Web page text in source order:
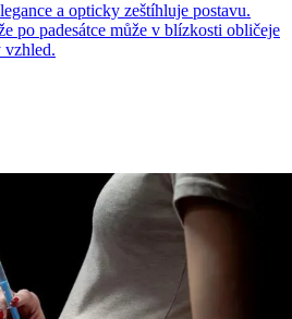
a opticky zeštíhluje postavu.
po padesátce může v blízkosti obličeje
vzhled.